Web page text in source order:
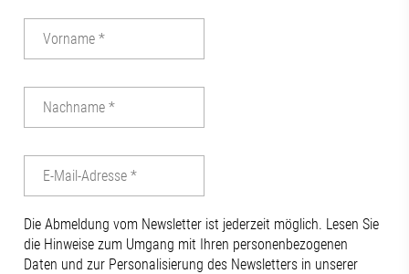
Die Abmeldung vom Newsletter ist jederzeit möglich. Lesen Sie
die Hinweise zum Umgang mit Ihren personenbezogenen
Daten und zur Personalisierung des Newsletters in unserer